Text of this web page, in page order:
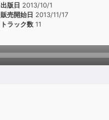
出版日 2013/10/1
販売開始日 2013/11/17
トラック数11